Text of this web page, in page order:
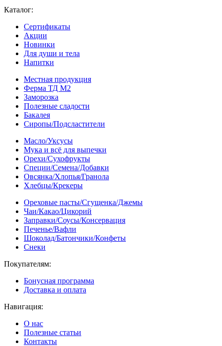
Каталог:
Сертификаты
Акции
Новинки
Для души и тела
Напитки
Местная продукция
Ферма ТД М2
Заморозка
Полезные сладости
Бакалея
Сиропы/Подсластители
Масло/Уксусы
Мука и всё для выпечки
Орехи/Сухофрукты
Специи/Семена/Добавки
Овсянка/Хлопья/Гранола
Хлебцы/Крекеры
Ореховые пасты/Сгущенка/Джемы
Чаи/Какао/Цикорий
Заправки/Соусы/Консервация
Печенье/Вафли
Шоколад/Батончики/Конфеты
Снеки
Покупателям:
Бонусная программа
Доставка и оплата
Навигация:
О нас
Полезные статьи
Контакты